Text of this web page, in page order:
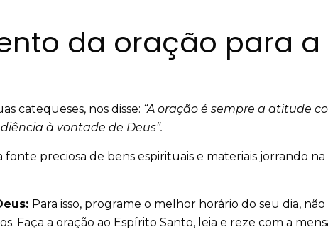
da oração para a
catequeses, nos disse: “A oração é sempre a atitude
à vontade de Deus”.
fonte preciosa de bens espirituais e materiais jorrando
Para isso, programe o melhor horário do seu dia,
Faça a oração ao Espírito Santo, leia e reze com a